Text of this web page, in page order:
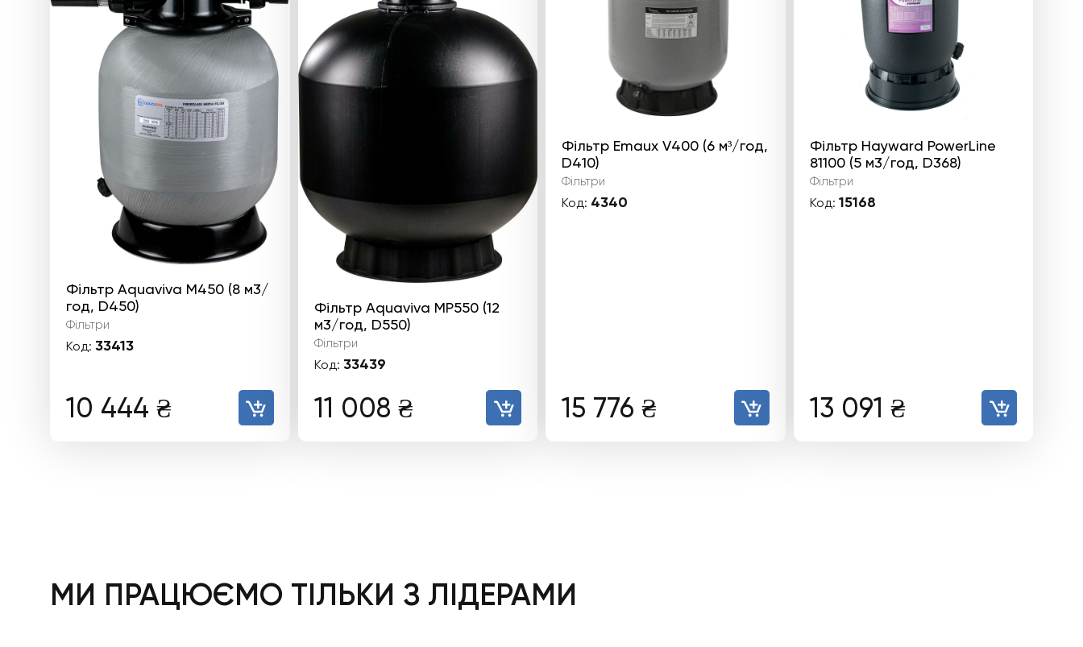
Фільтр Aquaviva M450 (8 м3/
год, D450)
Фільтри
Код: 33413
10 444 ₴
Фільтр Aquaviva MP550 (12
м3/год, D550)
Фільтри
Код: 33439
11 008 ₴
Фільтр Emaux V400 (6 м³/год,
D410)
Фільтри
Код: 4340
15 776 ₴
Фільтр Hayward PowerLine
81100 (5 м3/год, D368)
Фільтри
Код: 15168
13 091 ₴
МИ ПРАЦЮЄМО ТІЛЬКИ З ЛІДЕРАМИ